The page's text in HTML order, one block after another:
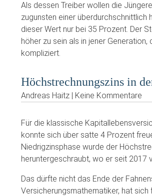
Als dessen Treiber wollen die
zugunsten einer überdurchschnittlich
dieser Wert nur bei 35 Prozent. Der
höher zu sein als in jener
kompliziert.
Höchstrechnungszins in
Andreas Haitz | Keine Kommentare
Für die klassische
konnte sich über satte 4 Prozent
Niedrigzinsphase wurde der
heruntergeschraubt, wo er seit 2017
Das dürfte nicht das Ende der
Versicherungsmathematiker, hat